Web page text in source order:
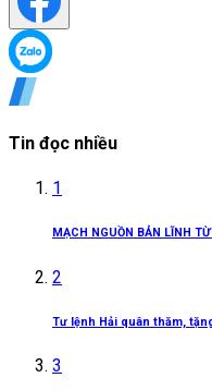
Tin đọc nhiều
1
MẠCH NGUỒN BẢN LĨNH
2
Tư lệnh Hải quân thăm,
3